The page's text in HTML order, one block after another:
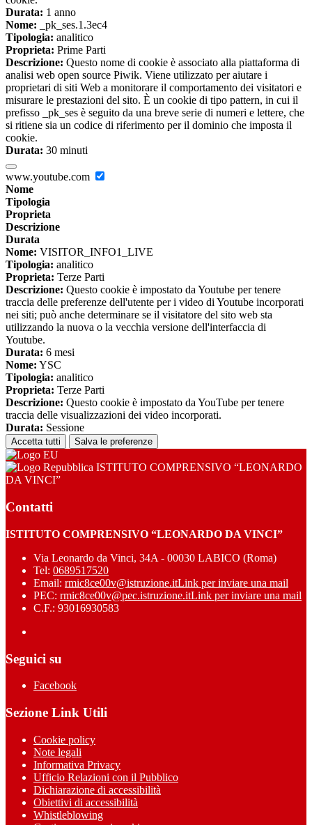
Durata: 1 anno
Nome: _pk_ses.1.3ec4
Tipologia: analitico
Proprieta: Prime Parti
Descrizione: Questo nome di cookie è associato alla piattaforma di
analisi web open source Piwik. Viene utilizzato per aiutare i
proprietari di siti Web a monitorare il comportamento dei visitatori e
misurare le prestazioni del sito. È un cookie di tipo pattern, in cui il
prefisso _pk_ses è seguito da una breve serie di numeri e lettere, che
si ritiene sia un codice di riferimento per il dominio che imposta il
cookie.
Durata: 30 minuti
www.youtube.com
Nome
Tipologia
Proprieta
Descrizione
Durata
Nome: VISITOR_INFO1_LIVE
Tipologia: analitico
Proprieta: Terze Parti
Descrizione: Questo cookie è impostato da Youtube per tenere
traccia delle preferenze dell'utente per i video di Youtube incorporati
nei siti; può anche determinare se il visitatore del sito web sta
utilizzando la nuova o la vecchia versione dell'interfaccia di
Youtube.
Durata: 6 mesi
Nome: YSC
Tipologia: analitico
Proprieta: Terze Parti
Descrizione: Questo cookie è impostato da YouTube per tenere
traccia delle visualizzazioni dei video incorporati.
Durata: Sessione
Accetta tutti Salva le preferenze
ISTITUTO COMPRENSIVO “LEONARDO
DA VINCI”
Contatti
ISTITUTO COMPRENSIVO “LEONARDO DA VINCI”
Via Leonardo da Vinci, 34A - 00030 LABICO (Roma)
Tel: 0689517520
Email: rmic8ce00v@istruzione.itLink per inviare una mail
PEC: rmic8ce00v@pec.istruzione.itLink per inviare una mail
C.F.: 93016930583
Seguici su
Facebook
Sezione Link Utili
Cookie policy
Note legali
Informativa Privacy
Ufficio Relazioni con il Pubblico
Dichiarazione di accessibilità
Obiettivi di accessibilità
Whistleblowing